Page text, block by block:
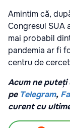
Amintim că,
Congresul SUA
mai probabil
pandemia ar fi
centru de
Acum ne puteți
pe Telegram,
curent cu